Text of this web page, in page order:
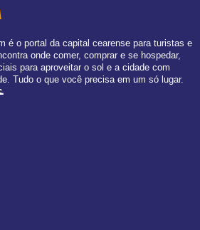
é o portal da capital cearense para turistas e
onde comer, comprar e se hospedar,
para aproveitar o sol e a cidade com
Tudo o que você precisa em um só lugar.